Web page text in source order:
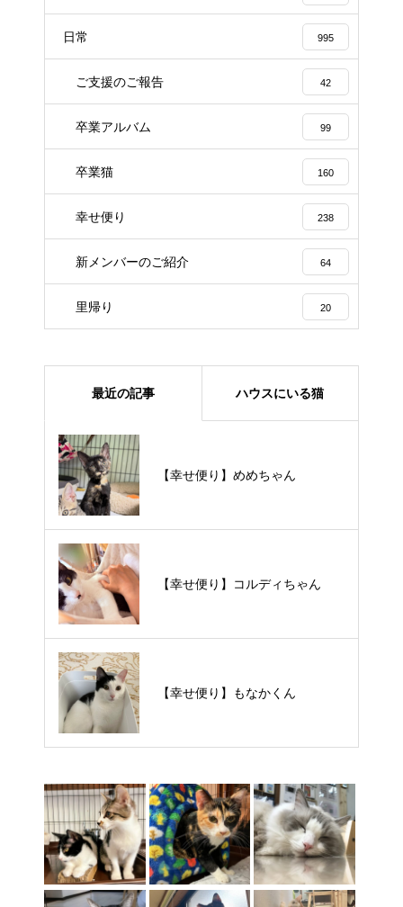
日常 995
ご支援のご報告 42
卒業アルバム 99
卒業猫 160
幸せ便り 238
新メンバーのご紹介 64
里帰り 20
最近の記事 ハウスにいる猫
【幸せ便り】めめちゃん
【幸せ便り】コルディちゃん
【幸せ便り】もなかくん
【里親様募集中】メメちゃん
【里親様募集中】スンスンちゃん
【里親様募集中】タルトくん